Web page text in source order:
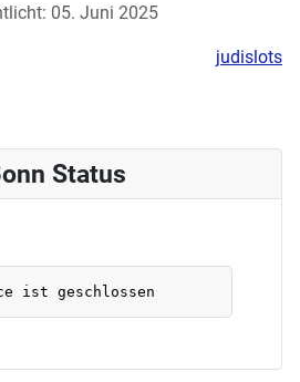
05. Juni 2025
am 05.07.2025 judislots
Jam Session
Status